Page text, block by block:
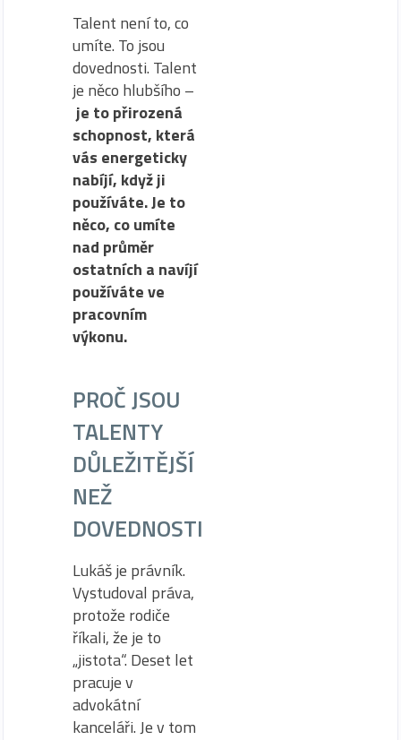
Talent není to, co
umíte. To jsou
dovednosti. Talent
je něco hlubšího –
je to přirozená
schopnost, která
vás energeticky
nabíjí, když ji
používáte. Je to
něco, co umíte
nad průměr
ostatních a navíjí
používáte ve
pracovním
výkonu.
PROČ JSOU
TALENTY
DŮLEŽITĚJŠÍ
NEŽ
DOVEDNOSTI
Lukáš je právník.
Vystudoval práva,
protože rodiče
říkali, že je to
„jistota“. Deset let
pracuje v
advokátní
kanceláři. Je v tom